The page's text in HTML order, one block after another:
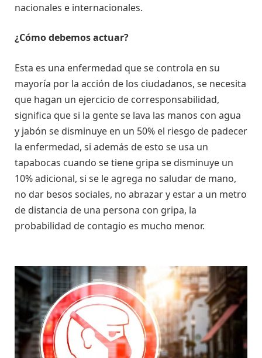
nacionales e internacionales.
¿Cómo debemos actuar?
Esta es una enfermedad que se controla en su
mayoría por la acción de los ciudadanos, se necesita
que hagan un ejercicio de corresponsabilidad,
significa que si la gente se lava las manos con agua
y jabón se disminuye en un 50% el riesgo de padecer
la enfermedad, si además de esto se usa un
tapabocas cuando se tiene gripa se disminuye un
10% adicional, si se le agrega no saludar de mano,
no dar besos sociales, no abrazar y estar a un metro
de distancia de una persona con gripa, la
probabilidad de contagio es mucho menor.